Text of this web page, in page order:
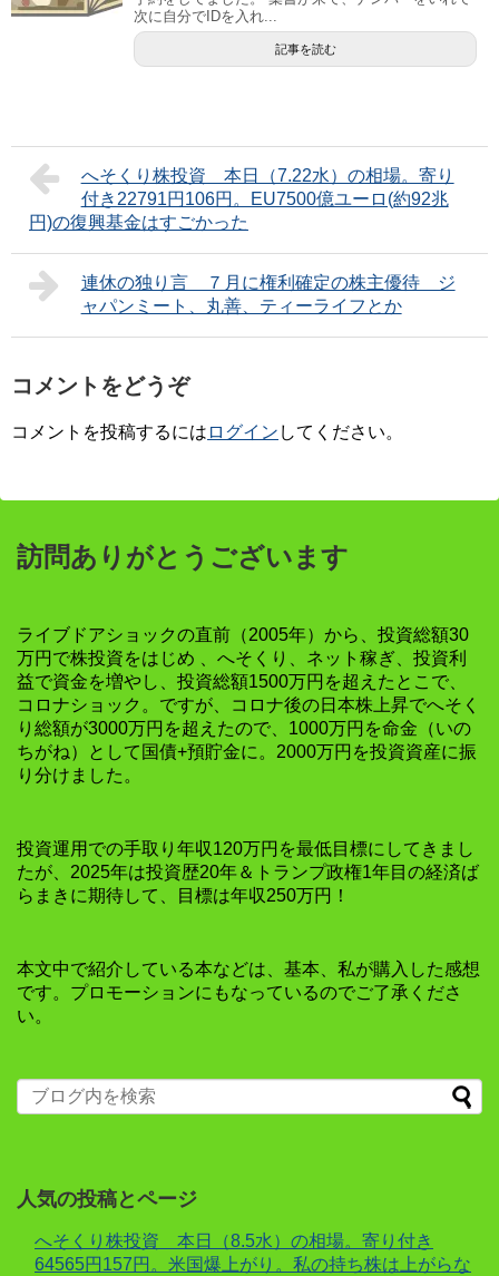
次に自分でIDを入れ...
記事を読む
へそくり株投資 本日（7.22水）の相場。寄り
付き22791円106円。EU7500億ユーロ(約92兆
円)の復興基金はすごかった
連休の独り言 ７月に権利確定の株主優待 ジ
ャパンミート、丸善、ティーライフとか
コメントをどうぞ
コメントを投稿するには ログイン してください。
訪問ありがとうございます
ライブドアショックの直前（2005年）から、投資総額30
万円で株投資をはじめ 、へそくり、ネット稼ぎ、投資利
益で資金を増やし、投資総額1500万円を超えたとこで、
コロナショック。ですが、コロナ後の日本株上昇でへそく
り総額が3000万円を超えたので、1000万円を命金（いの
ちがね）として国債+預貯金に。2000万円を投資資産に振
り分けました。
投資運用での手取り年収120万円を最低目標にしてきまし
たが、2025年は投資歴20年＆トランプ政権1年目の経済ば
らまきに期待して、目標は年収250万円！
本文中で紹介している本などは、基本、私が購入した感想
です。プロモーションにもなっているのでご了承くださ
い。
人気の投稿とページ
へそくり株投資 本日（8.5水）の相場。寄り付き
64565円157円。米国爆上がり。私の持ち株は上がらな